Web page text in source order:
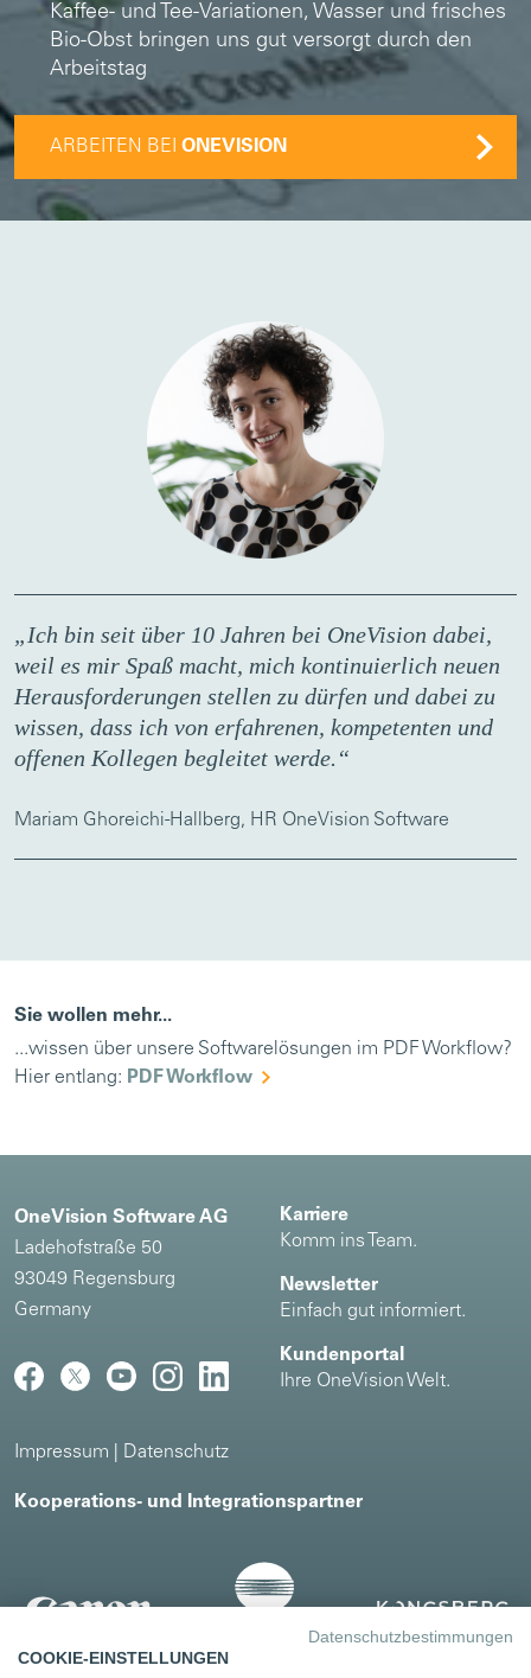
Kaffee- und Tee-Variationen, Wasser und frisches
Bio-Obst bringen uns gut versorgt durch den
Arbeitstag
ARBEITEN BEI ONEVISION
„Ich bin seit über 10 Jahren bei OneVision dabei,
weil es mir Spaß macht, mich kontinuierlich neuen
Herausforderungen stellen zu dürfen und dabei zu
wissen, dass ich von erfahrenen, kompetenten und
offenen Kollegen begleitet werde.“
Mariam Ghoreichi-Hallberg, HR OneVision Software
Sie wollen mehr...
...wissen über unsere Softwarelösungen im PDF Workflow?
Hier entlang: PDF Workflow
OneVision Software AG
Ladehofstraße 50
93049 Regensburg
Germany
Impressum Datenschutz
Karriere
Komm ins Team.
Newsletter
Einfach gut informiert.
Kundenportal
Ihre OneVision Welt.
Kooperations- und Integrationspartner
Datenschutzbestimmungen
COOKIE-EINSTELLUNGEN